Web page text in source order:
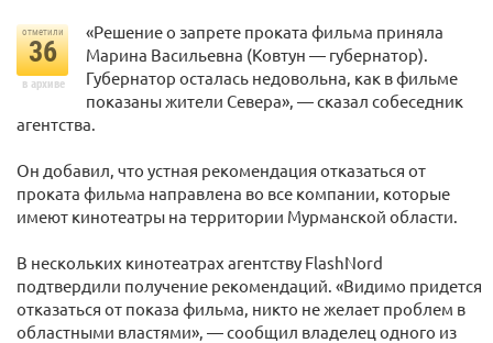
отметили
36
в архиве
«Решение о запрете проката фильма приняла
Марина Васильевна (Ковтун — губернатор).
Губернатор осталась недовольна, как в фильме
показаны жители Севера», — сказал собеседник
агентства.
Он добавил, что устная рекомендация отказаться от
проката фильма направлена во все компании, которые
имеют кинотеатры на территории Мурманской области.
В нескольких кинотеатрах агентству FlashNord
подтвердили получение рекомендаций. «Видимо придется
отказаться от показа фильма, никто не желает проблем в
областными властями», — сообщил владелец одного из